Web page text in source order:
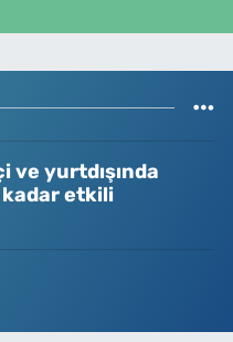
ve yurtdışında
etkili